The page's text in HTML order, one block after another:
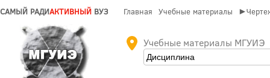
САМЫЙ РАДИАКТИВНЫЙ ВУЗ Главная Учебные материалы
Учебные материалы МГУИЭ